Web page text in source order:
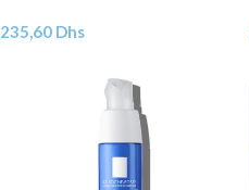
235,60 Dhs